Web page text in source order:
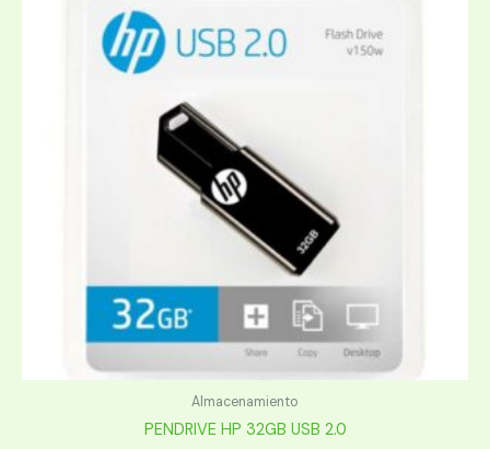
Almacenamiento
PENDRIVE HP 32GB USB 2.0